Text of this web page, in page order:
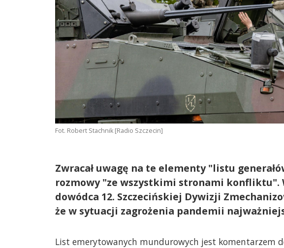
Fot. Robert Stachnik [Radio Szczecin]
Zwracał uwagę na te elementy "listu
rozmowy "ze wszystkimi stronami konfliktu".
dowódca 12. Szczecińskiej Dywizji
że w sytuacji zagrożenia pandemii
List emerytowanych mundurowych jest komentarzem